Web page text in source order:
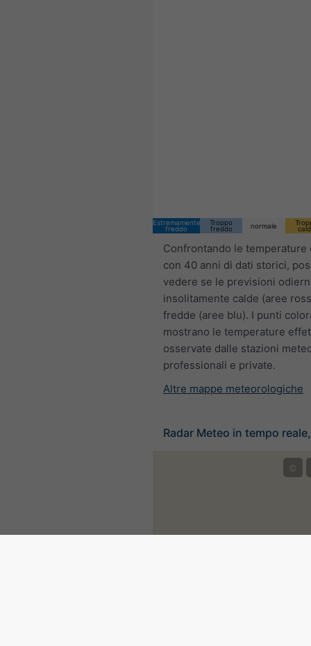
Estremamente
freddo
Troppo
freddo
normale
Confrontando le temperature
con 40 anni di dati storici,
vedere se le previsioni
insolitamente calde (aree
fredde (aree blu). I punti
mostrano le temperature
osservate dalle stazioni
professionali e private.
Altre mappe meteorologiche
Radar Meteo in tempo
©